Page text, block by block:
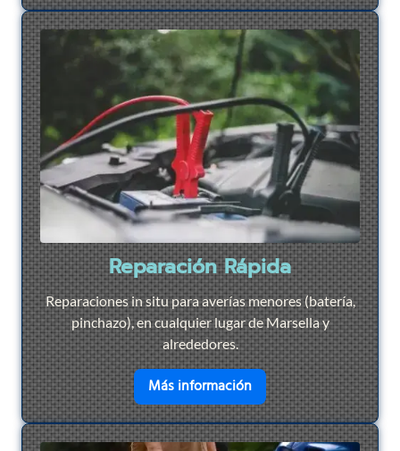
Reparación Rápida
Reparaciones in situ para averías menores (batería,
pinchazo), en cualquier lugar de Marsella y
alrededores.
Más informaciónen savoir plus sur